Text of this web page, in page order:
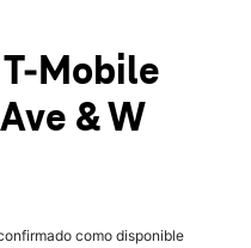
IL 60609
Mobile
& W
como disponible